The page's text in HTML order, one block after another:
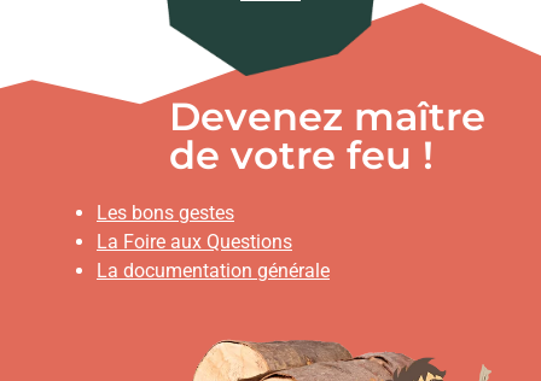
Devenez maître
de votre feu !
Les bons gestes
La Foire aux Questions
La documentation générale